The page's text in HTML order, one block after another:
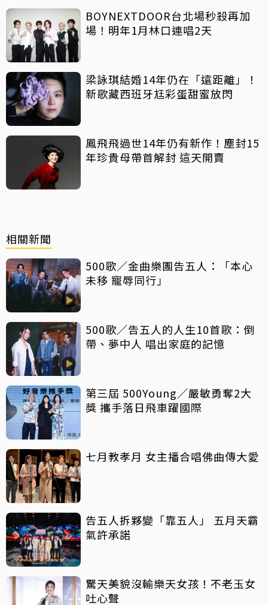
BOYNEXTDOOR台北場秒殺再加
場！明年1月林口連唱2天
梁詠琪結婚14年仍在「遠距離」！
新歌藏西班牙尪彩蛋甜蜜放閃
鳳飛飛過世14年仍有新作！塵封15
年珍貴母帶首解封 這天開賣
相關新聞
500歌／金曲樂團告五人：「本心
未移 寵辱同行」
500歌／告五人的人生10首歌：倒
帶、夢中人 唱出家庭的記憶
第三屆 500Young／嚴敏勇奪2大
獎 攜手落日飛車躍國際
七月教孝月 女主播合唱佛曲傳大愛
告五人拆夥變「靠五人」 五月天霸
氣許承諾
驚天美貌沒輸樂天女孩！不老玉女
吐心聲